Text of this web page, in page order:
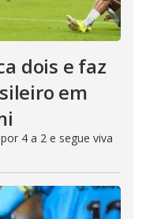
dois e faz
em
4 a 2 e segue viva